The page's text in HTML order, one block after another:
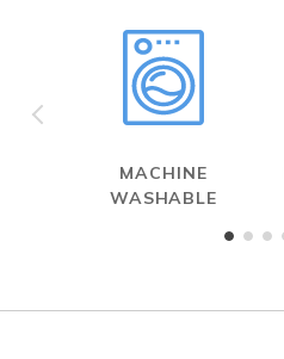
MACHINE
WASHABLE